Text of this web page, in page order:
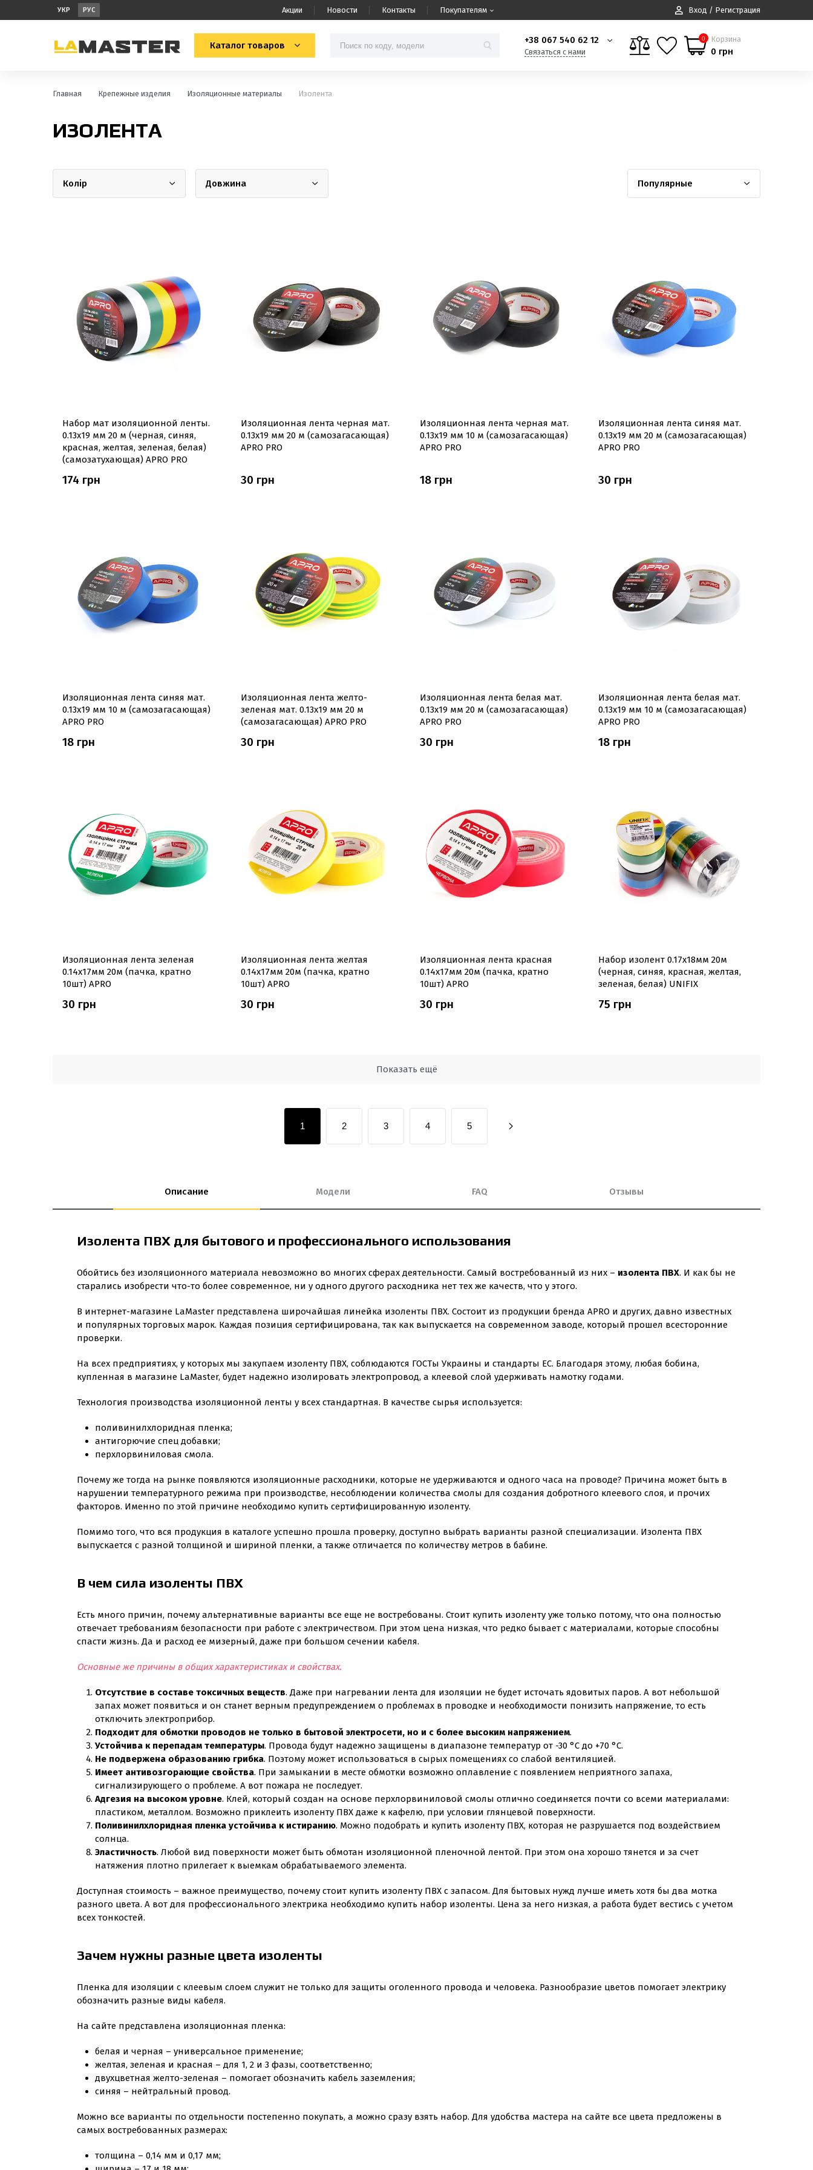
УКР РУС Акции Новости Контакты Покупателям Вход / Регистрация
Каталог товаров
+38 067 540 62 12
Связаться с нами
0 Корзина
0 грн
Главная Крепежные изделия Изоляционные материалы Изолента
ИЗОЛЕНТА
Колір Довжина Популярные
Набор мат изоляционной ленты.
0.13х19 мм 20 м (черная, синяя,
красная, желтая, зеленая, белая)
(самозатухающая) APRO PRO
174 грн
Изоляционная лента черная мат.
0.13х19 мм 20 м (самозагасающая)
APRO PRO
30 грн
Изоляционная лента черная мат.
0.13х19 мм 10 м (самозагасающая)
APRO PRO
18 грн
Изоляционная лента синяя мат.
0.13х19 мм 20 м (самозагасающая)
APRO PRO
30 грн
Изоляционная лента синяя мат.
0.13х19 мм 10 м (самозагасающая)
APRO PRO
18 грн
Изоляционная лента желто-
зеленая мат. 0.13х19 мм 20 м
(самозагасающая) APRO PRO
30 грн
Изоляционная лента белая мат.
0.13х19 мм 20 м (самозагасающая)
APRO PRO
30 грн
Изоляционная лента белая мат.
0.13х19 мм 10 м (самозагасающая)
APRO PRO
18 грн
Изоляционная лента зеленая
0.14х17мм 20м (пачка, кратно
10шт) APRO
30 грн
Изоляционная лента желтая
0.14х17мм 20м (пачка, кратно
10шт) APRO
30 грн
Изоляционная лента красная
0.14х17мм 20м (пачка, кратно
10шт) APRO
30 грн
Набор изолент 0.17х18мм 20м
(черная, синяя, красная, желтая,
зеленая, белая) UNIFIX
75 грн
Показать ещё
1 2 3 4 5
Описание Модели FAQ Отзывы
Изолента ПВХ для бытового и профессионального использования
Обойтись без изоляционного материала невозможно во многих сферах деятельности. Самый востребованный из них – изолента ПВХ. И как бы не
старались изобрести что-то более современное, ни у одного другого расходника нет тех же качеств, что у этого.
В интернет-магазине LaMaster представлена широчайшая линейка изоленты ПВХ. Состоит из продукции бренда APRO и других, давно известных
и популярных торговых марок. Каждая позиция сертифицирована, так как выпускается на современном заводе, который прошел всесторонние
проверки.
На всех предприятиях, у которых мы закупаем изоленту ПВХ, соблюдаются ГОСТы Украины и стандарты ЕС. Благодаря этому, любая бобина,
купленная в магазине LaMaster, будет надежно изолировать электропровод, а клеевой слой удерживать намотку годами.
Технология производства изоляционной ленты у всех стандартная. В качестве сырья используется:
поливинилхлоридная пленка;
антигорючие спец добавки;
перхлорвиниловая смола.
Почему же тогда на рынке появляются изоляционные расходники, которые не удерживаются и одного часа на проводе? Причина может быть в
нарушении температурного режима при производстве, несоблюдении количества смолы для создания добротного клеевого слоя, и прочих
факторов. Именно по этой причине необходимо купить сертифицированную изоленту.
Помимо того, что вся продукция в каталоге успешно прошла проверку, доступно выбрать варианты разной специализации. Изолента ПВХ
выпускается с разной толщиной и шириной пленки, а также отличается по количеству метров в бабине.
В чем сила изоленты ПВХ
Есть много причин, почему альтернативные варианты все еще не востребованы. Стоит купить изоленту уже только потому, что она полностью
отвечает требованиям безопасности при работе с электричеством. При этом цена низкая, что редко бывает с материалами, которые способны
спасти жизнь. Да и расход ее мизерный, даже при большом сечении кабеля.
Основные же причины в общих характеристиках и свойствах.
Отсутствие в составе токсичных веществ. Даже при нагревании лента для изоляции не будет источать ядовитых паров. А вот небольшой
запах может появиться и он станет верным предупреждением о проблемах в проводке и необходимости понизить напряжение, то есть
отключить электроприбор.
Подходит для обмотки проводов не только в бытовой электросети, но и с более высоким напряжением.
Устойчива к перепадам температуры. Провода будут надежно защищены в диапазоне температур от -30 °С до +70 °С.
Не подвержена образованию грибка. Поэтому может использоваться в сырых помещениях со слабой вентиляцией.
Имеет антивозгорающие свойства. При замыкании в месте обмотки возможно оплавление с появлением неприятного запаха,
сигнализирующего о проблеме. А вот пожара не последует.
Адгезия на высоком уровне. Клей, который создан на основе перхлорвиниловой смолы отлично соединяется почти со всеми материалами:
пластиком, металлом. Возможно приклеить изоленту ПВХ даже к кафелю, при условии глянцевой поверхности.
Поливинилхлоридная пленка устойчива к истиранию. Можно подобрать и купить изоленту ПВХ, которая не разрушается под воздействием
солнца.
Эластичность. Любой вид поверхности может быть обмотан изоляционной пленочной лентой. При этом она хорошо тянется и за счет
натяжения плотно прилегает к выемкам обрабатываемого элемента.
Доступная стоимость – важное преимущество, почему стоит купить изоленту ПВХ с запасом. Для бытовых нужд лучше иметь хотя бы два мотка
разного цвета. А вот для профессионального электрика необходимо купить набор изоленты. Цена за него низкая, а работа будет вестись с учетом
всех тонкостей.
Зачем нужны разные цвета изоленты
Пленка для изоляции с клеевым слоем служит не только для защиты оголенного провода и человека. Разнообразие цветов помогает электрику
обозначить разные виды кабеля.
На сайте представлена изоляционная пленка:
белая и черная – универсальное применение;
желтая, зеленая и красная – для 1, 2 и 3 фазы, соответственно;
двухцветная желто-зеленая – помогает обозначить кабель заземления;
синяя – нейтральный провод.
Можно все варианты по отдельности постепенно покупать, а можно сразу взять набор. Для удобства мастера на сайте все цвета предложены в
самых востребованных размерах:
толщина – 0,14 мм и 0,17 мм;